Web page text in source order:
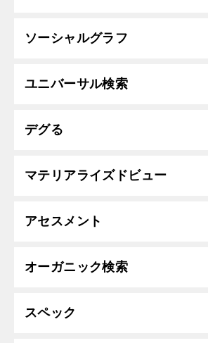
ソーシャルグラフ
ユニバーサル検索
デグる
マテリアライズドビュー
アセスメント
オーガニック検索
スペック